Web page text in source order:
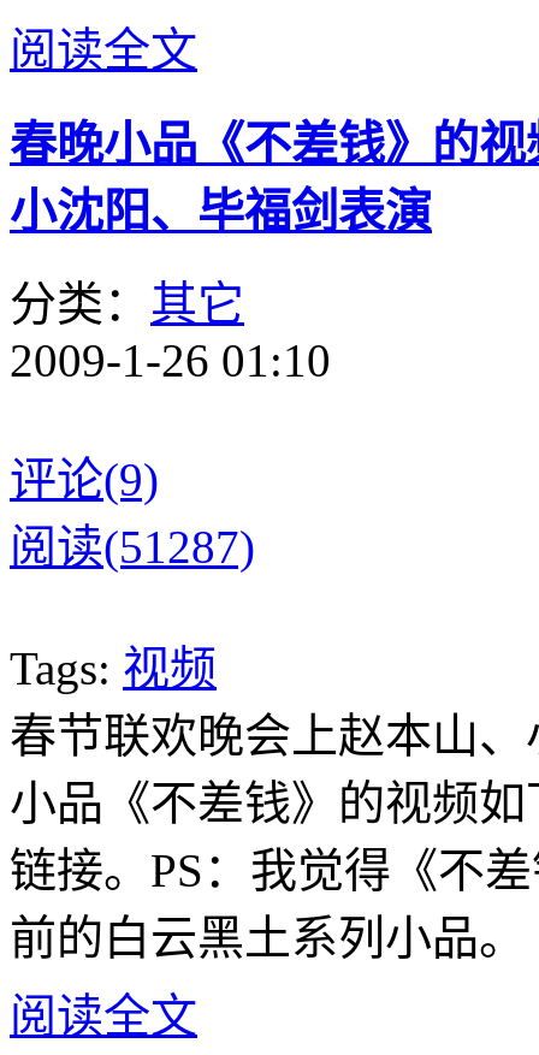
阅读全文
春晚小品《不差钱》的
小沈阳、毕福剑表演
分类： 其它
2009-1-26 01:10
评论(9)
阅读(51287)
Tags: 视频
春节联欢晚会上赵本山
小品《不差钱》的视频
链接。PS：我觉得《不
前的白云黑土系列小品。
阅读全文